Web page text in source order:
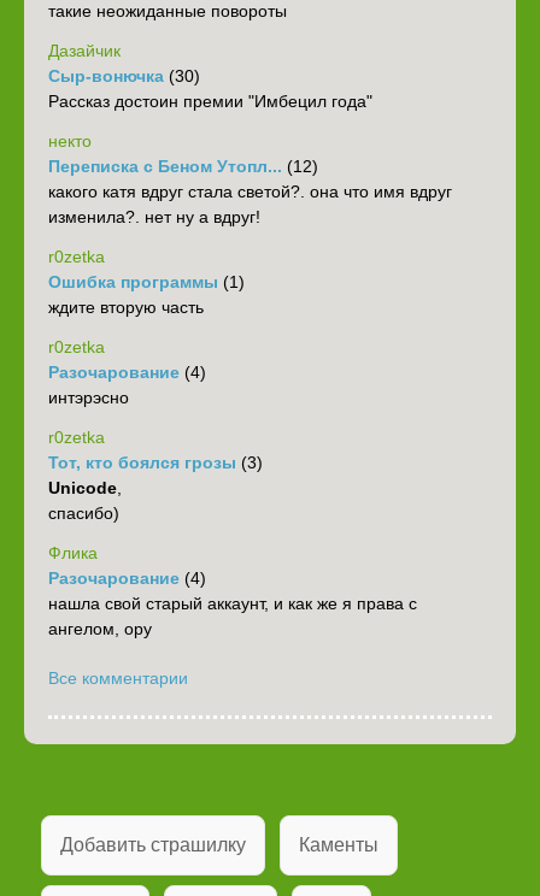
такие неожиданные повороты
Дазайчик
Сыр-вонючка (30)
Рассказ достоин премии "Имбецил года"
некто
Переписка с Беном Утопл... (12)
какого катя вдруг стала светой?. она что имя вдруг
изменила?. нет ну а вдруг!
r0zetka
Ошибка программы (1)
ждите вторую часть
r0zetka
Разочарование (4)
интэрэсно
r0zetka
Тот, кто боялся грозы (3)
Unicode,
спасибо)
Флика
Разочарование (4)
нашла свой старый аккаунт, и как же я права с
ангелом, ору
Все комментарии
Добавить страшилку Каменты